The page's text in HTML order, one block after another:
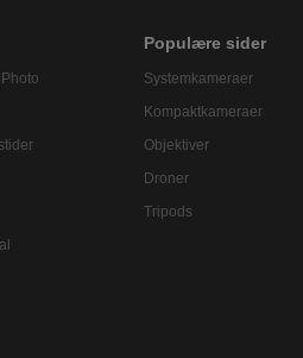
Populære sider
Systemkameraer
Kompaktkameraer
Objektiver
Droner
Tripods